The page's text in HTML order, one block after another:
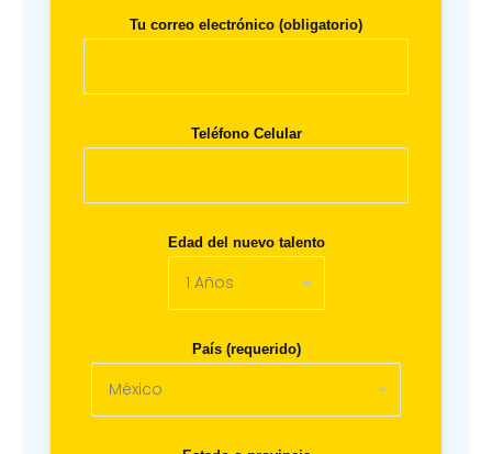
Tu correo electrónico (obligatorio)
Teléfono Celular
Edad del nuevo talento
País (requerido)